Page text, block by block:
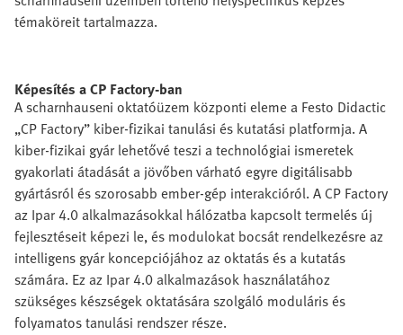
témaköreit tartalmazza.
Képesítés a CP Factory-ban
A scharnhauseni oktatóüzem központi eleme a Festo Didactic
„CP Factory” kiber-fizikai tanulási és kutatási platformja. A
kiber-fizikai gyár lehetővé teszi a technológiai ismeretek
gyakorlati átadását a jövőben várható egyre digitálisabb
gyártásról és szorosabb ember-gép interakcióról. A CP Factory
az Ipar 4.0 alkalmazásokkal hálózatba kapcsolt termelés új
fejlesztéseit képezi le, és modulokat bocsát rendelkezésre az
intelligens gyár koncepciójához az oktatás és a kutatás
számára. Ez az Ipar 4.0 alkalmazások használatához
szükséges készségek oktatására szolgáló moduláris és
folyamatos tanulási rendszer része.